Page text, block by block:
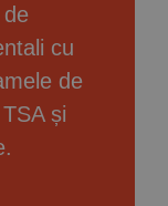
cu
de
și